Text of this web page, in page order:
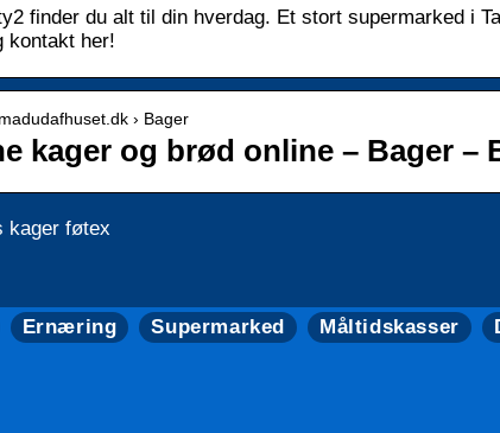
finder du alt til din hverdag. Et stort supermarked i
kontakt her!
› Bager
kager og brød online – Bager –
kager føtex
Ernæring Supermarked Måltidskasser